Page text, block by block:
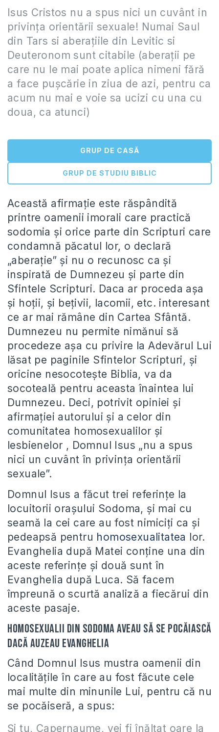
Isus Cristos nu a spus nici un cuvânt in
privinţa orientării sexuale! Numai Saul
din Tars si aberaţiile din Levitic si
Deuteronom sunt citabile (aberaţii pe
care nu le mai poate aplica nimeni fără
a face puşcărie in ziua de azi, pentru ca
acum nu mai e voie sa ucizi cu una cu
doua, ca atunci)
GRUP DE CASĂ
GRUP DE STUDIU BIBLIC
Această afirmaţie este răspândită
printre oamenii imorali care practică
sodomia şi orice parte din Scripturi care
condamnă păcatul lor, o declară
„aberaţie” şi nu o recunosc ca şi
inspirată de Dumnezeu şi parte din
Sfintele Scripturi. Daca ar proceda aşa
şi hoţii, şi beţivii, lacomii, etc. interesant
ce ar mai rămâne din Cartea Sfântă.
Dumnezeu nu permite nimănui să
procedeze aşa cu privire la Adevărul Lui
lăsat pe paginile Sfintelor Scripturi, şi
oricine nesocoteşte Biblia, va da
socoteală pentru aceasta înaintea lui
Dumnezeu. Deci, potrivit opiniei şi
afirmaţiei autorului şi a celor din
comunitatea homosexualilor şi
lesbienelor , Domnul Isus „nu a spus
nici un cuvânt în privinţa orientării
sexuale”.
Domnul Isus a făcut trei referinţe la
locuitorii oraşului Sodoma, şi mai cu
seamă la cei care au fost nimiciţi ca şi
pedeapsă pentru homosexualitatea lor.
Evanghelia după Matei conţine una din
aceste referinţe şi două sunt în
Evanghelia după Luca. Să facem
împreună o scurtă analiză a fiecărui din
aceste pasaje.
Homosexualii din Sodoma aveau să se pocăiască
dacă auzeau Evanghelia
Când Domnul Isus mustra oamenii din
localităţile în care au fost făcute cele
mai multe din minunile Lui, pentru că nu
se pocăiseră, a spus:
Şi tu, Capernaume, vei fi înălţat oare la